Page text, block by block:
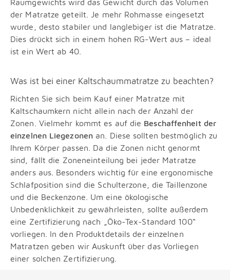
Raumgewichts wird das Gewicht durch das Volumen
der Matratze geteilt. Je mehr Rohmasse eingesetzt
wurde, desto stabiler und langlebiger ist die Matratze.
Dies drückt sich in einem hohen RG-Wert aus – ideal
ist ein Wert ab 40.
Was ist bei einer Kaltschaummatratze zu beachten?
Richten Sie sich beim Kauf einer Matratze mit
Kaltschaumkern nicht allein nach der Anzahl der
Zonen. Vielmehr kommt es auf die Beschaffenheit der
einzelnen Liegezonen an. Diese sollten bestmöglich zu
Ihrem Körper passen. Da die Zonen nicht genormt
sind, fällt die Zoneneinteilung bei jeder Matratze
anders aus. Besonders wichtig für eine ergonomische
Schlafposition sind die Schulterzone, die Taillenzone
und die Beckenzone. Um eine ökologische
Unbedenklichkeit zu gewährleisten, sollte außerdem
eine Zertifizierung nach „Öko-Tex-Standard 100“
vorliegen. In den Produktdetails der einzelnen
Matratzen geben wir Auskunft über das Vorliegen
einer solchen Zertifizierung.